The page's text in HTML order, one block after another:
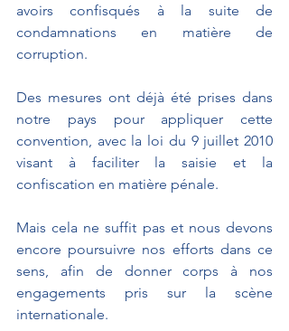
avoirs confisqués à la suite de
condamnations en matière de
corruption.
Des mesures ont déjà été prises dans
notre pays pour appliquer cette
convention, avec la loi du 9 juillet 2010
visant à faciliter la saisie et la
confiscation en matière pénale.
Mais cela ne suffit pas et nous devons
encore poursuivre nos efforts dans ce
sens, afin de donner corps à nos
engagements pris sur la scène
internationale.